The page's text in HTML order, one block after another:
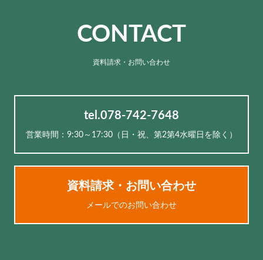
CONTACT
資料請求・お問い合わせ
tel.078-742-7648
営業時間：9:30～17:30（⽇・祝、第2第4水曜日を除く）
資料請求・お問い合わせ
メールでのお問い合わせ